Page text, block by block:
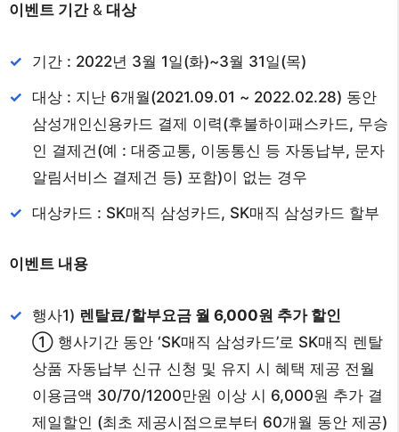
이벤트 기간& 대상
기간 : 2022년 3월 1일(화)~3월 31일(목)
대상 : 지난 6개월(2021.09.01 ~ 2022.02.28) 동안
삼성개인신용카드 결제 이력(후불하이패스카드, 무승
인 결제건(예 : 대중교통, 이동통신 등 자동납부, 문자
알림서비스 결제건 등) 포함)이 없는 경우
대상카드 : SK매직 삼성카드, SK매직 삼성카드 할부
이벤트 내용
행사1) 렌탈료/할부요금 월 6,000원 추가 할인
① 행사기간 동안 ‘SK매직 삼성카드’로 SK매직 렌탈
상품 자동납부 신규 신청 및 유지 시 혜택 제공 전월
이용금액 30/70/1200만원 이상 시 6,000원 추가 결
제일할인 (최초 제공시점으로부터 60개월 동안 제공)